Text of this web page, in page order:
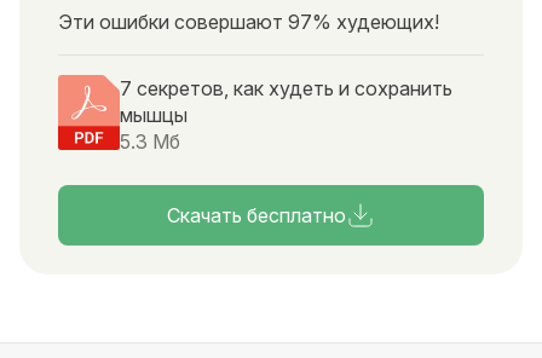
Эти ошибки совершают 97% худеющих!
7 секретов, как худеть и сохранить
мышцы
5.3 Мб
Скачать бесплатно